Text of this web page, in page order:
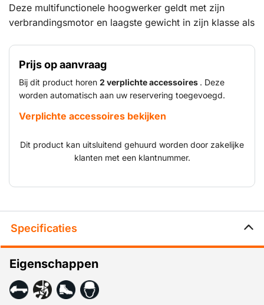
Deze multifunctionele hoogwerker geldt met zijn
verbrandingsmotor en laagste gewicht in zijn klasse als
voor toepassingen op gemiddelde hoogte. Het
hefwerkplatform onderscheidt zich ook door zijn
geringe brandstofverbruik.
Prijs op aanvraag
Bij dit product horen 2 verplichte accessoires . Deze
worden automatisch aan uw reservering toegevoegd.
Verplichte accessoires bekijken
Dit product kan uitsluitend gehuurd worden door zakelijke
klanten met een klantnummer.
Specificaties
Eigenschappen